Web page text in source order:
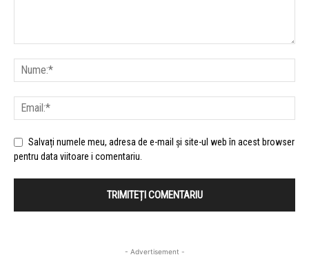
Salvați numele meu, adresa de e-mail și site-ul web în acest browser
pentru data viitoare i comentariu.
- Advertisement -